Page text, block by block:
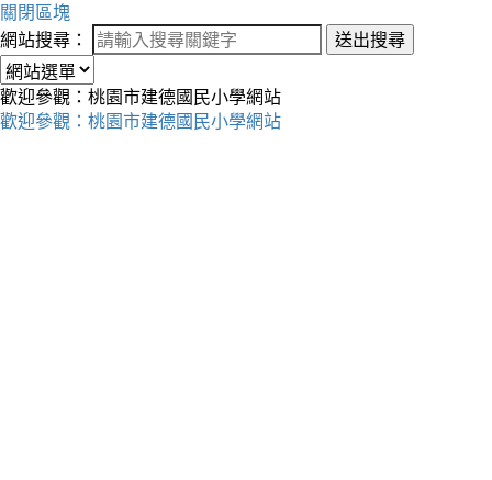
關閉區塊
網站搜尋：
送出搜尋
歡迎參觀：桃園市建德國民小學網站
歡迎參觀：桃園市建德國民小學網站